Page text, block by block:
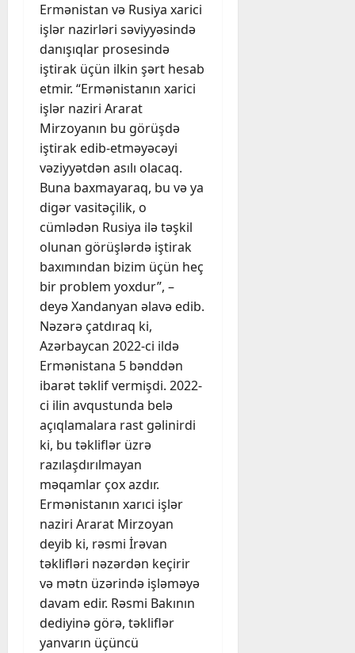
Ermənistan və Rusiya xarici
işlər nazirləri səviyyəsində
danışıqlar prosesində
iştirak üçün ilkin şərt hesab
etmir. “Ermənistanın xarici
işlər naziri Ararat
Mirzoyanın bu görüşdə
iştirak edib-etməyəcəyi
vəziyyətdən asılı olacaq.
Buna baxmayaraq, bu və ya
digər vasitəçilik, o
cümlədən Rusiya ilə təşkil
olunan görüşlərdə iştirak
baxımından bizim üçün heç
bir problem yoxdur”, –
deyə Xandanyan əlavə edib.
Nəzərə çatdıraq ki,
Azərbaycan 2022-ci ildə
Ermənistana 5 bənddən
ibarət təklif vermişdi. 2022-
ci ilin avqustunda belə
açıqlamalara rast gəlinirdi
ki, bu təkliflər üzrə
razılaşdırılmayan
məqamlar çox azdır.
Ermənistanın xarıci işlər
naziri Ararat Mirzoyan
deyib ki, rəsmi İrəvan
təklifləri nəzərdən keçirir
və mətn üzərində işləməyə
davam edir. Rəsmi Bakının
dediyinə görə, təkliflər
yanvarın üçüncü